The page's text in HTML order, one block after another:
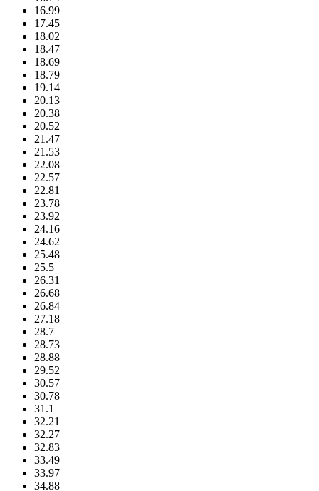
16.99
17.45
18.02
18.47
18.69
18.79
19.14
20.13
20.38
20.52
21.47
21.53
22.08
22.57
22.81
23.78
23.92
24.16
24.62
25.48
25.5
26.31
26.68
26.84
27.18
28.7
28.73
28.88
29.52
30.57
30.78
31.1
32.21
32.27
32.83
33.49
33.97
34.88